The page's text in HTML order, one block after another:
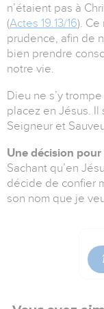
n’étaient pas à
(Actes 19.13/16).
prudence, afin de
bien prendre
notre vie.
Dieu ne s’y
placez en Jésus.
Seigneur et
Une décision pour
Sachant qu’en
décide de confier
son nom que je